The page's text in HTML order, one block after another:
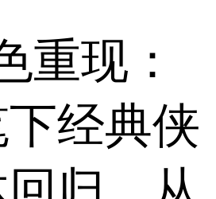
重现：
经典侠